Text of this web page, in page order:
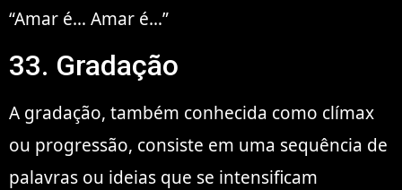
“Amar é… Amar é…”
33. Gradação
A gradação, também conhecida como clímax
ou progressão, consiste em uma sequência de
palavras ou ideias que se intensificam